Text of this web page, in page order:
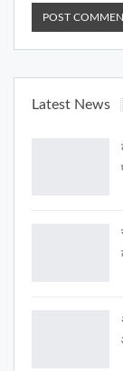
Latest News